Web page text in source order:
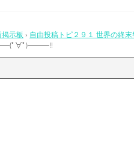
示板 › 自由投稿トピ２９１ 世界の終
━━━(ﾟ∀ﾟ)━━━!!